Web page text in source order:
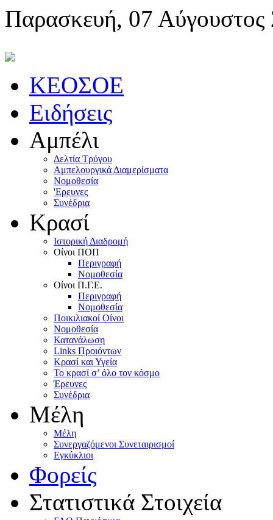
Παρασκευή, 07 Αύγουστος
KEOΣOE
Ειδήσεις
Αμπέλι
Δελτία Τρύγου
Αμπελουργικά Διαμερίσματα
Nομοθεσία
'Eρευνες
Συνέδρια
Κρασί
Iστορική Διαδρομή
Oίνοι ΠOΠ
Περιγραφή
Nομοθεσία
Oίνοι Π.Γ.E.
Περιγραφή
Νομοθεσία
Ποικιλιακοί Oίνοι
Nομοθεσία
Κατανάλωση
Links Προιόντων
Κρασί και Υγεία
To κρασί σ’ όλο τον κόσμο
Έρευνες
Συνέδρια
Μέλη
Mέλη
Συνεργαζόμενοι Συνεταιρισμοί
Εγκύκλιοι
Φορείς
Στατιστικά Στοιχεία